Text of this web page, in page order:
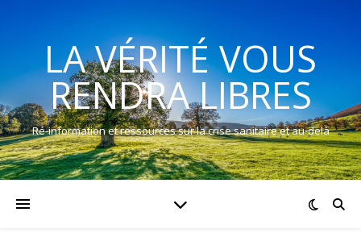
LA VÉRITÉ VOUS
RENDRA LIBRES
Ré-information et ressources sur la crise sanitaire et au-delà